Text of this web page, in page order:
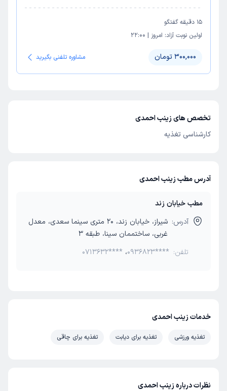
15 دقیقه گفتگو
اولین نوبت آزاد: امروز |
22:00
300,000 تومان مشاوره تلفنی بگیرید
تخصص های زینب احمدی
کارشناسی تغذیه
آدرس مطب زینب احمدی
مطب خیابان زند
آدرس:
شیراز، خیابان زند، 20 متری سینما سعدی، معدل
غربی، ساختممان سینا، طبقه 3
تلفن:
0713632**** ،0936823****
خدمات زینب احمدی
تغذیه ورزشی تغذیه برای دیابت تغذیه برای چاقی
نظرات درباره زینب احمدی